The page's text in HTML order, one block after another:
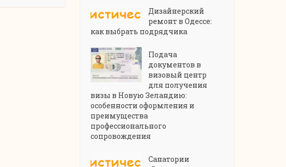
Дизайнерский
ремонт в Одессе:
как выбрать подрядчика
Подача
документов в
визовый центр
для получения
визы в Новую Зеландию:
особенности оформления и
преимущества
профессионального
сопровождения
Санатории